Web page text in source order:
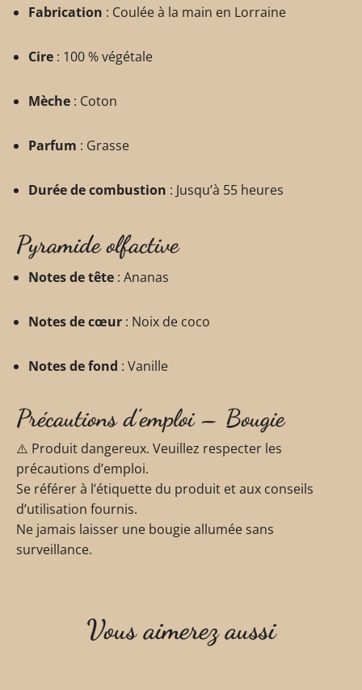
Fabrication : Coulée à la main en Lorraine
Cire : 100 % végétale
Mèche : Coton
Parfum : Grasse
Durée de combustion : Jusqu’à 55 heures
Pyramide olfactive
Notes de tête : Ananas
Notes de cœur : Noix de coco
Notes de fond : Vanille
Précautions d’emploi – Bougie
⚠️ Produit dangereux. Veuillez respecter les
précautions d’emploi.
Se référer à l’étiquette du produit et aux conseils
d’utilisation fournis.
Ne jamais laisser une bougie allumée sans
surveillance.
Vous aimerez aussi